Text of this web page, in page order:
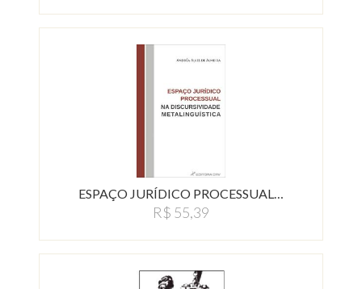
ESPAÇO JURÍDICO PROCESSUAL…
R$ 55,39